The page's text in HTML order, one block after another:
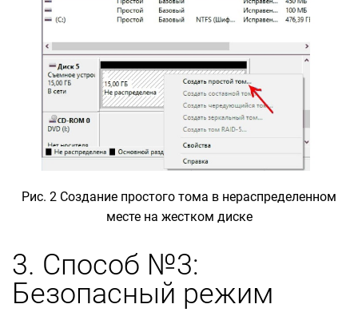
Рис. 2 Создание простого тома в нераспределенном
месте на жестком диске
3. Способ №3:
Безопасный режим